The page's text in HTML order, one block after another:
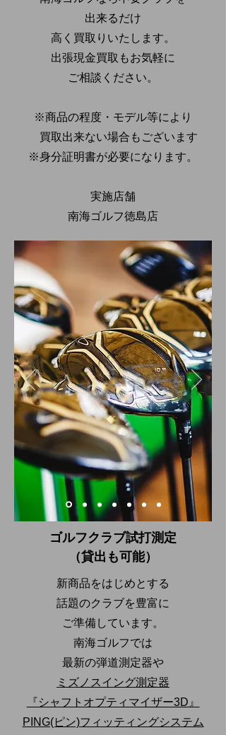
出来るだけ
高く買取りいたします。
出張現金買取もお気軽に
ご相談ください。
※商品の程度・モデル等により
買取出来ない場合もございます
※身分証明書が必要になります。
実施店舗
南海ゴルフ徳島店
​ゴルフクラブ試打測定
（貸出も可能）
新商品をはじめとする
話題のクラブを豊富に
ご準備しています。
南海ゴルフでは
最新の弾道測定器や
ミズノスイング測定器
『シャフトオプティマイザー3D』
PING(ピン)フィッティングシステム